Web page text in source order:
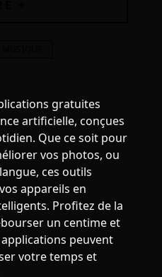
gratuites
artificielle, conçues
Que ce soit pour
vos photos, ou
ces outils
appareils en
Profitez de la
un centime et
peuvent
votre temps et